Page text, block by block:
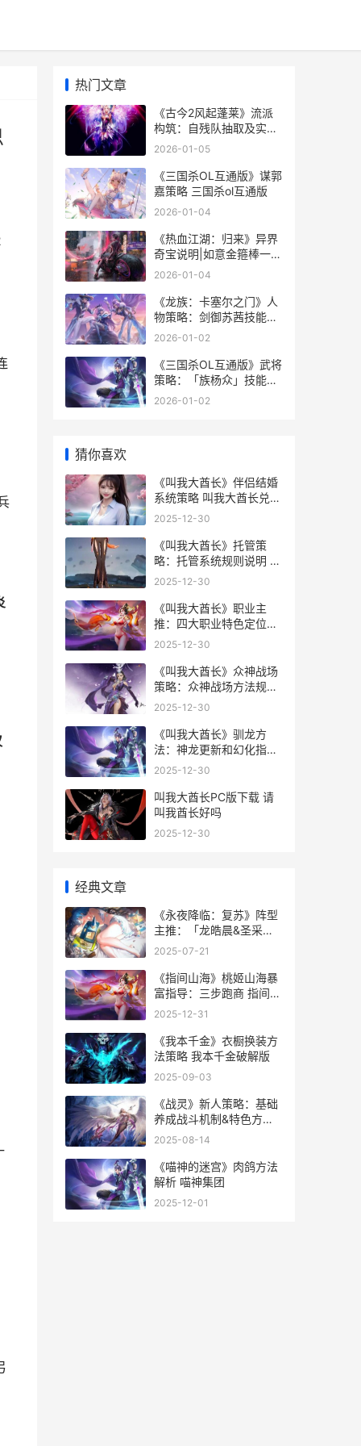
热门文章
《古今2风起蓬莱》流派
构筑：自残队抽取及实战
思路说明 古今风什么意思
2026-01-05
《三国杀OL互通版》谋郭
嘉策略 三国杀ol互通版
2026-01-04
《热血江湖：归来》异界
奇宝说明|如意金箍棒一棒
镇诸天 热血江湖归来手游
2026-01-04
《龙族：卡塞尔之门》人
物策略：剑御苏茜技能解
析策略 龙族卡塞尔之门兑
2026-01-02
《三国杀OL互通版》武将
策略：「族杨众」技能定
位详细解答 三国杀ol互通
2026-01-02
猜你喜欢
《叫我大酋长》伴侣结婚
系统策略 叫我大酋长兑换
码
2025-12-30
《叫我大酋长》托管策
略：托管系统规则说明 叫
我大酋长破解版
2025-12-30
《叫我大酋长》职业主
推：四大职业特色定位说
明 叫我大酋长2025兑换
2025-12-30
《叫我大酋长》众神战场
策略：众神战场方法规则
详细解答 叫我大芃
2025-12-30
《叫我大酋长》驯龙方
法：神龙更新和幻化指导
请叫我酋长大人
2025-12-30
叫我大酋长PC版下载 请
叫我酋长好吗
2025-12-30
经典文章
《永夜降临：复苏》阵型
主推：「龙皓晨&圣采
儿」阵型组合策略 永夜降
2025-07-21
《指间山海》桃姬山海暴
富指导：三步跑商 指间桃
子为什么绝交
2025-12-31
《我本千金》衣橱换装方
法策略 我本千金破解版
2025-09-03
《战灵》新人策略：基础
养成战斗机制&特色方法
说明 战灵手游
2025-08-14
《喵神的迷宫》肉鸽方法
解析 喵神集团
2025-12-01